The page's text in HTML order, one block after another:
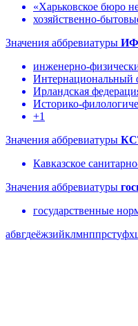
«Харьковское бюро
хозяйственно-
Значения аббревиатуры
инженерно-
Интернациональный
Ирландская
Историко-
+1
Значения аббревиатуры
Кавказское
Значения аббревиатуры
государственные
абвгдеёжзийклмнппрстуфх